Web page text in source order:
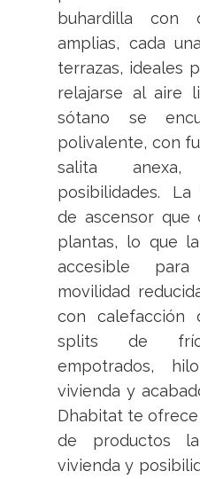
buhardilla con
amplias, cada
terrazas, ideales
relajarse al aire
sótano se
polivalente, con
salita
posibilidades.
de ascensor que
plantas, lo que
accesible
movilidad
con calefacción
splits de
empotrados,
vivienda y
Dhabitat te
de productos
vivienda y